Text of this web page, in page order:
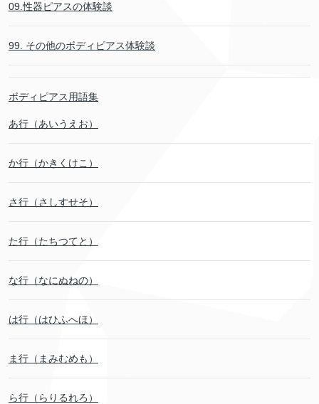
09.性器ピアスの体験談
99. その他のボディピアス体験談
ボディピアス用語集
あ行（あいうえお）
か行（かきくけこ）
さ行（さしすせそ）
た行（たちつてと）
な行（なにぬねの）
は行（はひふへほ）
ま行（まみむめも）
ら行（らりるれろ）